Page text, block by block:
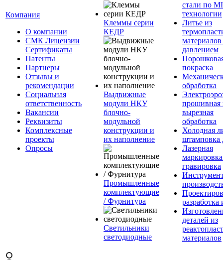
Компания
О компании
СМК Лицензии
Сертификаты
Патенты
Партнеры
Отзывы и
рекомендации
Социальная
ответственность
Вакансии
Реквизиты
Комплексные
проекты
Опросы
Клеммы серии
КЕДР
Выдвижные
модули НКУ
блочно-
модульной
конструкции и
их наполнение
Промышленные
комплектующие
/ Фурнитура
Светильники
светодиодные
стали по
технологии
Литье из
давлением
покраска
обработка
прошивная
вырезная
обработка
Холодная
штамповка
Лазерная
гравировка
разработка
деталей из
материалов